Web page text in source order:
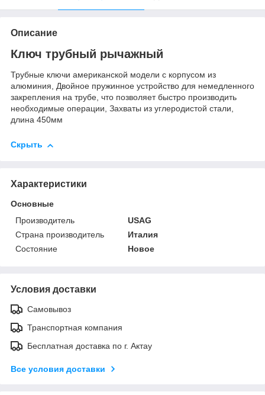
Описание
Ключ трубный рычажный
Трубные ключи американской модели с корпусом из
алюминия, Двойное пружинное устройство для немедленного
закрепления на трубе, что позволяет быстро производить
необходимые операции, Захваты из углеродистой стали,
длина 450мм
Скрыть
Характеристики
Основные
Производитель
USAG
Страна производитель
Италия
Состояние
Новое
Условия доставки
Самовывоз
Транспортная компания
Бесплатная доставка по г. Актау
Все условия доставки